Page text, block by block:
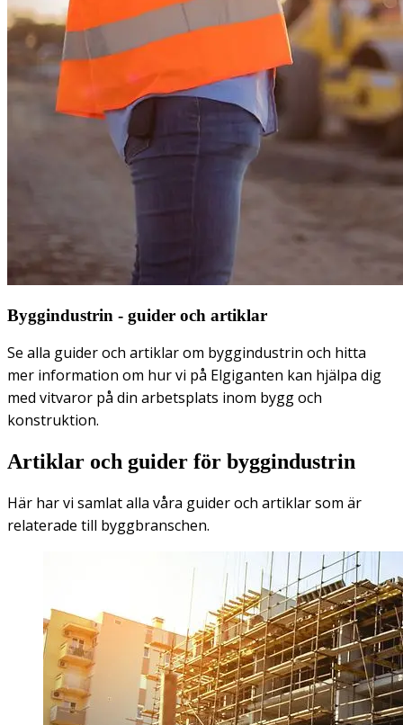
Byggindustrin - guider och artiklar
Se alla guider och artiklar om byggindustrin och hitta
mer information om hur vi på Elgiganten kan hjälpa dig
med vitvaror på din arbetsplats inom bygg och
konstruktion.
Artiklar och guider för byggindustrin
Här har vi samlat alla våra guider och artiklar som är
relaterade till byggbranschen.